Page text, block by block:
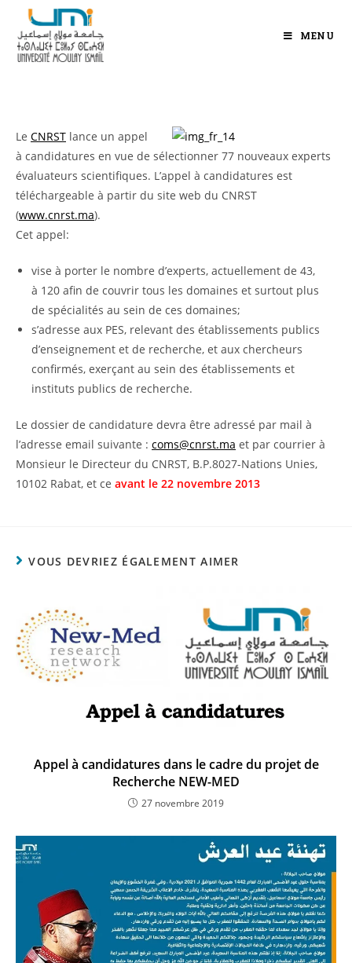
MENU
Le CNRST lance un appel
à candidatures en vue de sélectionner 77 nouveaux experts
évaluateurs scientifiques. L’appel à candidatures est
téléchargeable à partir du site web du CNRST
(www.cnrst.ma).
Cet appel:
vise à porter le nombre d’experts, actuellement de 43,
à 120 afin de couvrir tous les domaines et surtout plus
de spécialités au sein de ces domaines;
s’adresse aux PES, relevant des établissements publics
d’enseignement et de recherche, et aux chercheurs
confirmés, exerçant au sein des établissements et
instituts publics de recherche.
Le dossier de candidature devra être adressé par mail à
l’adresse email suivante : coms@cnrst.ma et par courrier à
Monsieur le Directeur du CNRST, B.P.8027-Nations Unies,
10102 Rabat, et ce avant le 22 novembre 2013
VOUS DEVRIEZ ÉGALEMENT AIMER
Appel à candidatures dans le cadre du projet de
Recherche NEW-MED
27 novembre 2019